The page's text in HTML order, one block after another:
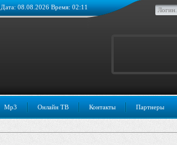
Дата: 08.08.2026 Время: 02:11
Mp3 Онлайн ТВ Контакты Партнеры